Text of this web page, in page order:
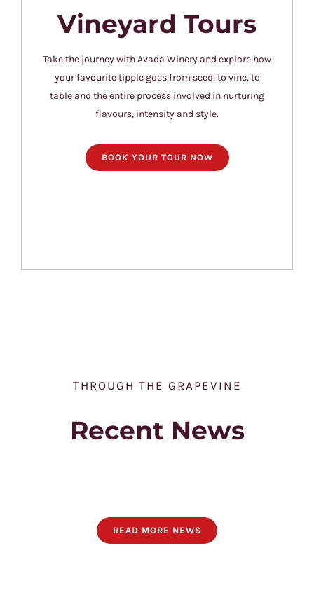
Vineyard Tours
Take the journey with Avada Winery and explore how
your favourite tipple goes from seed, to vine, to
table and the entire process involved in nurturing
flavours, intensity and style.
BOOK YOUR TOUR NOW
THROUGH THE GRAPEVINE
Recent News
READ MORE NEWS